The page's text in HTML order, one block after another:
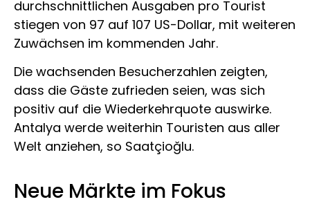
durchschnittlichen Ausgaben pro Tourist
stiegen von 97 auf 107 US-Dollar, mit weiteren
Zuwächsen im kommenden Jahr.
Die wachsenden Besucherzahlen zeigten,
dass die Gäste zufrieden seien, was sich
positiv auf die Wiederkehrquote auswirke.
Antalya werde weiterhin Touristen aus aller
Welt anziehen, so Saatçioğlu.
Neue Märkte im Fokus